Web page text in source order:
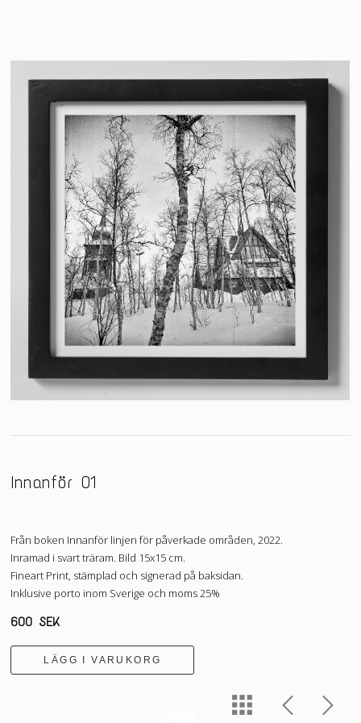
Innanför 01
Från boken Innanför linjen för påverkade områden, 2022.
Inramad i svart träram. Bild 15x15 cm.
Fineart Print, stämplad och signerad på baksidan.
Inklusive porto inom Sverige och moms 25%
600 SEK
LÄGG I VARUKORG